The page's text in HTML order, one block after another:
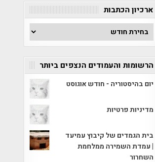
ארכיון הכתבות
ארכיון
הכתבות
הרשומות והעמודים הנצפים ביותר
יום בהיסטוריה - חודש אוגוסט
מדיניות פרטיות
בית הגמדים של קיבוץ עמיעד
| עמדת השמירה ממלחמת
השחרור